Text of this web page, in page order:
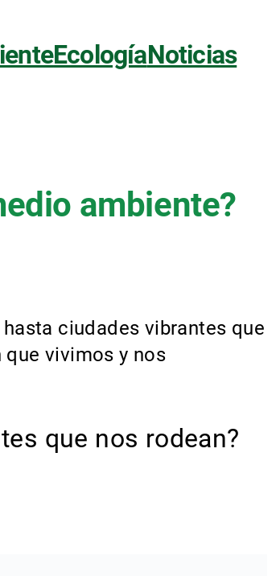
EcologíaNoticias
ambiente?
ciudades vibrantes que
vivimos y nos
que nos rodean?